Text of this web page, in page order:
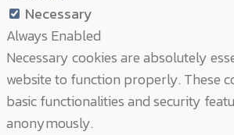
Necessary
Always Enabled
Necessary cookies are absolutely
website to function properly. These
basic functionalities and security
anonymously.